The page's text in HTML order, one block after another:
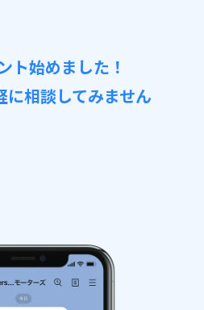
ト始めました！
に相談してみません